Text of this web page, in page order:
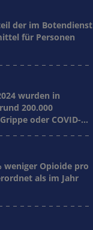
der im Botendienst
für Personen
wurden in
200.000
oder COVID-19
weniger Opioide pro
als im Jahr